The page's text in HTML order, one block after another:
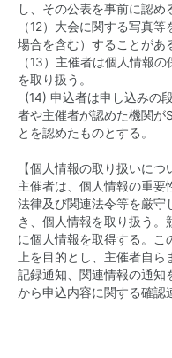
し、その公表を事前に認め
（12）大会に関する写真
場合を含む）することがあ
（13）主催者は個人情報
を取り扱う。
(14) 申込者は申し込みの
者や主催者が認めた機関が
とを認めたものとする。
【個人情報の取り扱いにつ
主催者は、個人情報の重要
法律及び関連法令等を厳守
き、個人情報を取り扱う
に個人情報を取得する。こ
上を目的とし、主催者自ら
記録通知、関連情報の通知
から申込内容に関する確認